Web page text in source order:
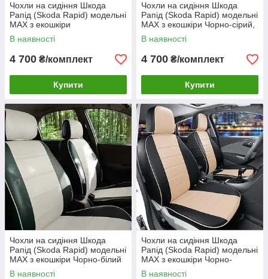
Чохли на сидіння Шкода
Рапід (Skoda Rapid) модельні
MAX з екошкіри
В наявності
4 700 ₴/комплект
Купити
Чохли на сидіння Шкода
Рапід (Skoda Rapid) модельні
MAX з екошкіри Чорно-сірий,
графіт
В наявності
4 700 ₴/комплект
Купити
Чохли на сидіння Шкода
Рапід (Skoda Rapid) модельні
MAX з екошкіри Чорно-білий
В наявності
Чохли на сидіння Шкода
Рапід (Skoda Rapid) модельні
MAX з екошкіри Чорно-
бежевий
В наявності